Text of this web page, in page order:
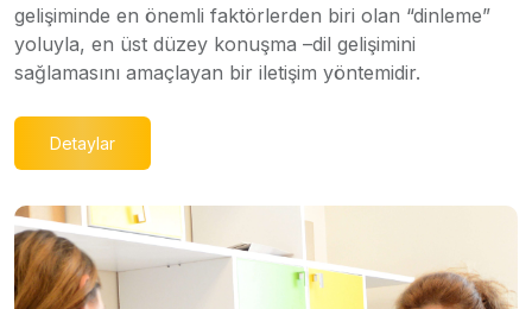
gelişiminde en önemli faktörlerden biri olan “dinleme”
yoluyla, en üst düzey konuşma –dil gelişimini
sağlamasını amaçlayan bir iletişim yöntemidir.
Detaylar